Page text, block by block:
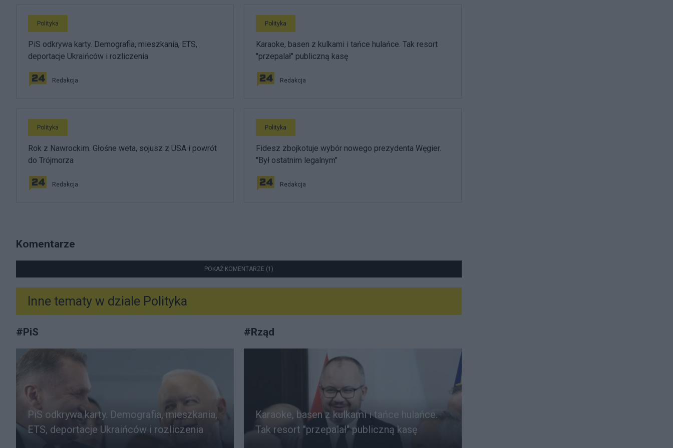
Polityka
PiS odkrywa karty. Demografia, mieszkania, ETS,
deportacje Ukraińców i rozliczenia
Redakcja
Polityka
Karaoke, basen z kulkami i tańce hulańce. Tak resort
"przepalał" publiczną kasę
Redakcja
Polityka
Rok z Nawrockim. Głośne weta, sojusz z USA i powrót
do Trójmorza
Redakcja
Polityka
Fidesz zbojkotuje wybór nowego prezydenta Węgier.
"Był ostatnim legalnym"
Redakcja
Komentarze
POKAŻ KOMENTARZE (1)
Inne tematy w dziale Polityka
#PiS
PiS odkrywa karty. Demografia, mieszkania,
ETS, deportacje Ukraińców i rozliczenia
#Rząd
Karaoke, basen z kulkami i tańce hulańce.
Tak resort "przepalał" publiczną kasę